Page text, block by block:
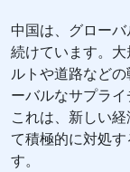
中国は、グロー
続けています。
ルトや道路など
ーバルなサプライ
これは、新しい
て積極的に対処
す。